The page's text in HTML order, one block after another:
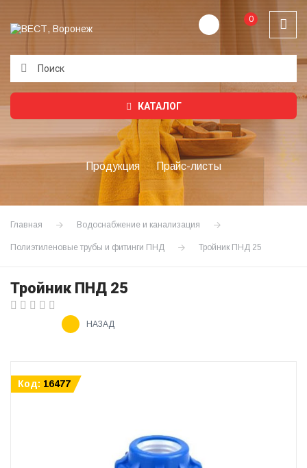
0
КАТАЛОГ
Продукция Прайс-листы
Главная Водоснабжение и канализация
Полиэтиленовые трубы и фитинги ПНД Тройник ПНД 25
Тройник ПНД 25
НАЗАД
Код: 16477